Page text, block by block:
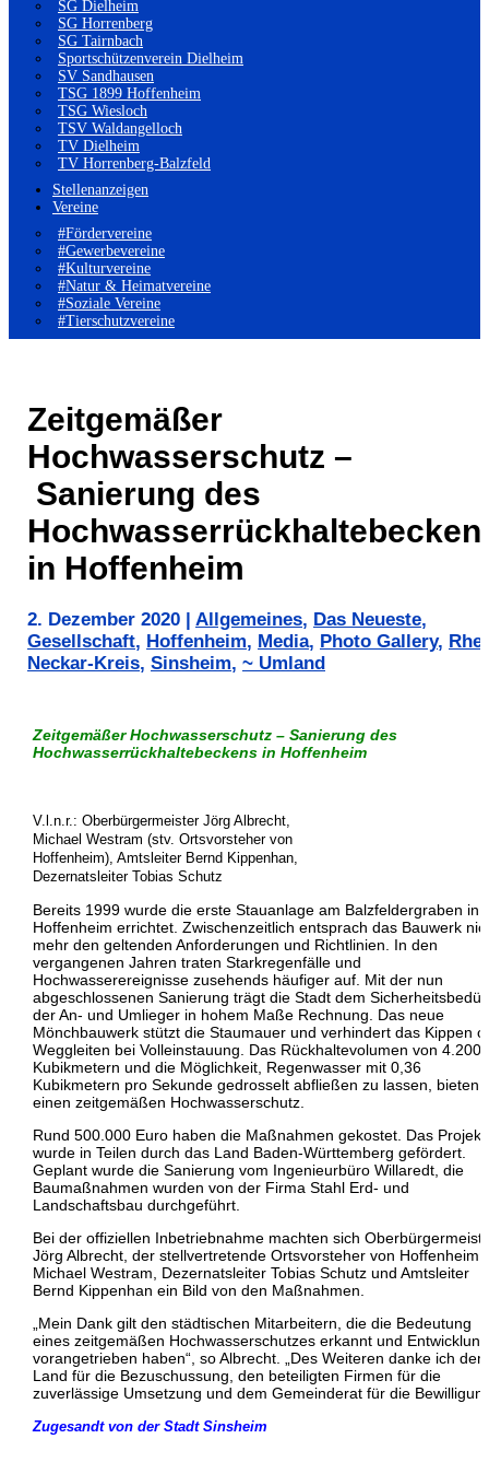
SG Dielheim
SG Horrenberg
SG Tairnbach
Sportschützenverein Dielheim
SV Sandhausen
TSG 1899 Hoffenheim
TSG Wiesloch
TSV Waldangelloch
TV Dielheim
TV Horrenberg-Balzfeld
Stellenanzeigen
Vereine
#Fördervereine
#Gewerbevereine
#Kulturvereine
#Natur & Heimatvereine
#Soziale Vereine
#Tierschutzvereine
Zeitgemäßer
Hochwasserschutz –
Sanierung des
in Hoffenheim
2. Dezember 2020 Allgemeines, Das Neueste,
Gesellschaft, Hoffenheim, Media, Photo Gallery,
Neckar-Kreis, Sinsheim, ~ Umland
Zeitgemäßer Hochwasserschutz – Sanierung des
Hochwasserrückhaltebeckens in Hoffenheim
V.l.n.r.: Oberbürgermeister Jörg Albrecht,
Michael Westram (stv. Ortsvorsteher von
Hoffenheim), Amtsleiter Bernd Kippenhan,
Dezernatsleiter Tobias Schutz
Bereits 1999 wurde die erste Stauanlage am Balzfeldergraben in
Hoffenheim errichtet. Zwischenzeitlich entsprach das Bauwerk
mehr den geltenden Anforderungen und Richtlinien. In den
vergangenen Jahren traten Starkregenfälle und
Hochwasserereignisse zusehends häufiger auf. Mit der nun
abgeschlossenen Sanierung trägt die Stadt dem
der An- und Umlieger in hohem Maße Rechnung. Das neue
Mönchbauwerk stützt die Staumauer und verhindert das Kippen
Weggleiten bei Volleinstauung. Das Rückhaltevolumen von 4.200
Kubikmetern und die Möglichkeit, Regenwasser mit 0,36
Kubikmetern pro Sekunde gedrosselt abfließen zu lassen, bieten
einen zeitgemäßen Hochwasserschutz.
Rund 500.000 Euro haben die Maßnahmen gekostet. Das Projekt
wurde in Teilen durch das Land Baden-Württemberg gefördert.
Geplant wurde die Sanierung vom Ingenieurbüro Willaredt, die
Baumaßnahmen wurden von der Firma Stahl Erd- und
Landschaftsbau durchgeführt.
Bei der offiziellen Inbetriebnahme machten sich
Jörg Albrecht, der stellvertretende Ortsvorsteher von Hoffenheim
Michael Westram, Dezernatsleiter Tobias Schutz und Amtsleiter
Bernd Kippenhan ein Bild von den Maßnahmen.
„Mein Dank gilt den städtischen Mitarbeitern, die die Bedeutung
eines zeitgemäßen Hochwasserschutzes erkannt und
vorangetrieben haben“, so Albrecht. „Des Weiteren danke ich dem
Land für die Bezuschussung, den beteiligten Firmen für die
zuverlässige Umsetzung und dem Gemeinderat für die
Zugesandt von der Stadt Sinsheim